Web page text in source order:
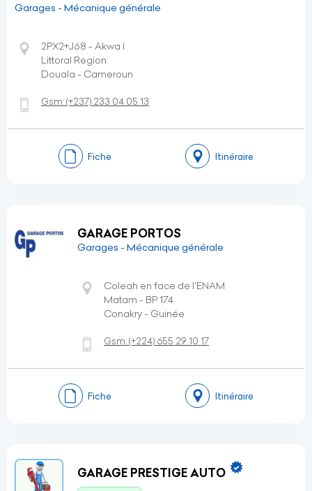
Garages - Mécanique générale
2PX2+J68 - Akwa I
Littoral Region
Douala - Cameroun
Gsm:(+237) 233 04 05 13
Fiche Itinéraire
GARAGE PORTOS
Garages - Mécanique générale
Coleah en face de l'ENAM
Matam - BP 174
Conakry - Guinée
Gsm:(+224) 655 29 10 17
Fiche Itinéraire
GARAGE PRESTIGE AUTO